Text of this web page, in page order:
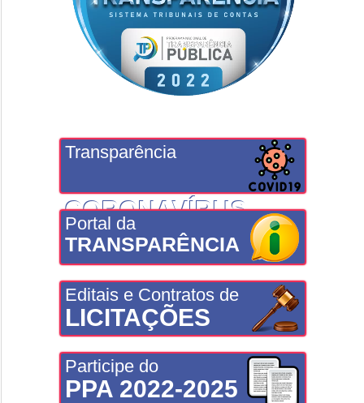
Transparência
CORONAVÍRUS
Portal da
TRANSPARÊNCIA
Editais e Contratos de
LICITAÇÕES
Participe do
PPA 2022-2025